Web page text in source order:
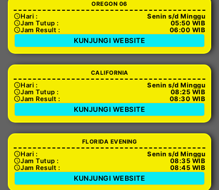
OREGON 06
Hari :
Senin s/d Minggu
Jam Tutup :
05:50 WIB
Jam Result :
06:00 WIB
KUNJUNGI WEBSITE
CALIFORNIA
Hari :
Senin s/d Minggu
Jam Tutup :
08:25 WIB
Jam Result :
08:30 WIB
KUNJUNGI WEBSITE
FLORIDA EVENING
Hari :
Senin s/d Minggu
Jam Tutup :
08:35 WIB
Jam Result :
08:45 WIB
KUNJUNGI WEBSITE